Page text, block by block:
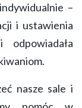
–
i ustawienia
nasze sale i